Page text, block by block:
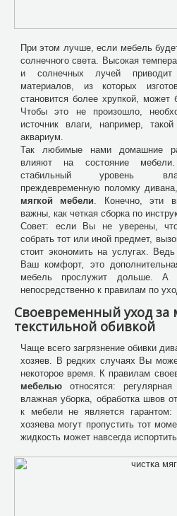
При этом лучше, если мебель
солнечного света. Высокая
и солнечных лучей
материалов, из которых
становится более хрупкой, может
Чтобы это не произошло,
источник влаги, например,
аквариум.
Так любимые нами домашние
влияют на состояние
стабильный уровень
преждевременную поломку
мягкой мебели. Конечно, эти
важны, как четкая сборка по
Совет: если Вы не уверены,
собрать тот или иной предмет,
стоит экономить на услугах.
Ваш комфорт, это
мебель прослужит дольше. А
непосредственно к правилам по
Своевременный уход за
текстильной обивкой
Чаще всего загрязнение обивки
хозяев. В редких случаях Вы
некоторое время. К правилам
мебелью относятся:
влажная уборка, обработка швов
к мебели не является
хозяева могут пропустить тот
жидкость может навсегда